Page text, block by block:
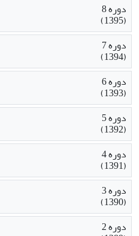
دوره 8
(1395)
دوره 7
(1394)
دوره 6
(1393)
دوره 5
(1392)
دوره 4
(1391)
دوره 3
(1390)
دوره 2